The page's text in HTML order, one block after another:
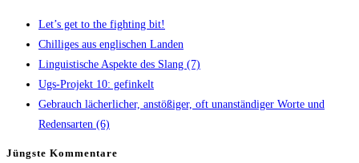
Let’s get to the fight­ing bit!
Chil­li­ges aus eng­li­schen Landen
Lin­gu­is­ti­sche Aspek­te des Slang (7)
Ugs-Pro­jekt 10: gefinkelt
Gebrauch lächer­li­cher, anstö­ßi­ger, oft unan­stän­di­ger Wor­te und
Redens­ar­ten (6)
Jüngs­te Kommentare